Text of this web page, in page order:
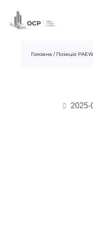
Головна / Позиція PAEW
2025-